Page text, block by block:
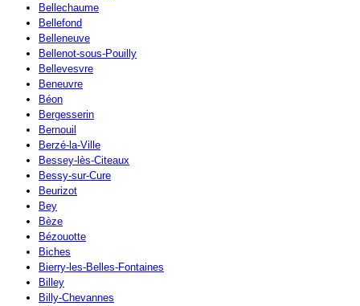
Bellechaume
Bellefond
Belleneuve
Bellenot-sous-Pouilly
Bellevesvre
Beneuvre
Béon
Bergesserin
Bernouil
Berzé-la-Ville
Bessey-lès-Citeaux
Bessy-sur-Cure
Beurizot
Bey
Bèze
Bézouotte
Biches
Bierry-les-Belles-Fontaines
Billey
Billy-Chevannes